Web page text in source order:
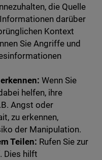
die Quelle
darüber
Kontext
Sie Angriffe und
Wenn Sie
helfen, ihre
Angst oder
zu erkennen,
der Manipulation.
Teilen: Rufen Sie zur
Dies hilft